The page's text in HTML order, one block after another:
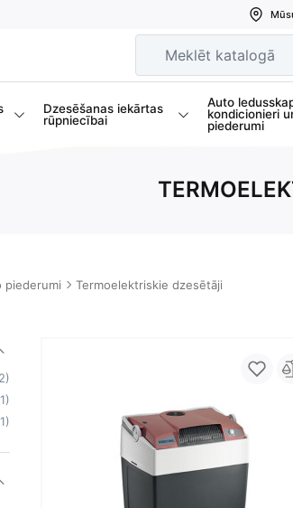
Dzesēšanas iekārtas
rūpniecībai
Auto
kondicionieri
piederumi
piederumi Termoelektriskie dzesētāji
2
1
1